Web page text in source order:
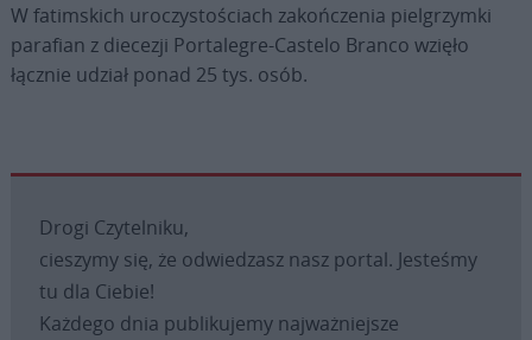
W fatimskich uroczystościach zakończenia pielgrzymki
parafian z diecezji Portalegre-Castelo Branco wzięło
łącznie udział ponad 25 tys. osób.
Drogi Czytelniku,
cieszymy się, że odwiedzasz nasz portal. Jesteśmy
tu dla Ciebie!
Każdego dnia publikujemy najważniejsze